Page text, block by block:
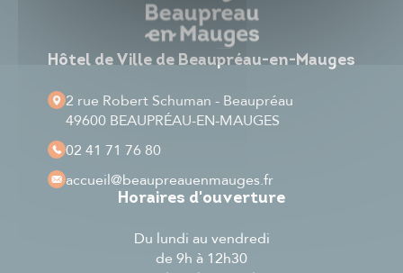
Hôtel de Ville de Beaupréau-en-Mauges
2 rue Robert Schuman - Beaupréau
49600 BEAUPRÉAU-EN-MAUGES
02 41 71 76 80
accueil@beaupreauenmauges.fr
Horaires d'ouverture
Du lundi au vendredi
de 9h à 12h30